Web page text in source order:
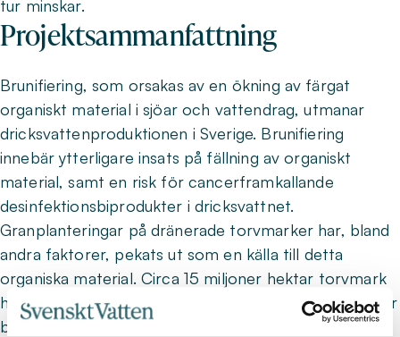
tur minskar.
Projektsammanfattning
Brunifiering, som orsakas av en ökning av färgat
organiskt material i sjöar och vattendrag, utmanar
dricksvattenproduktionen i Sverige. Brunifiering
innebär ytterligare insats på fällning av organiskt
material, samt en risk för cancerframkallande
desinfektionsbiprodukter i dricksvattnet.
Granplanteringar på dränerade torvmarker har, bland
andra faktorer, pekats ut som en källa till detta
organiska material. Circa 15 miljoner hektar torvmark
har dränerats i boreala och tempererade områden för
bland annat granodlingar. Dränering av torv- och